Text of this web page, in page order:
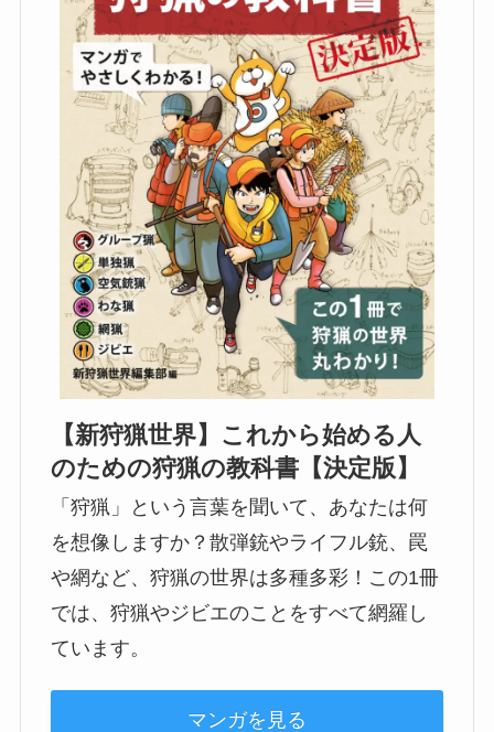
【新狩猟世界】これから始める人
のための狩猟の教科書【決定版】
「狩猟」という言葉を聞いて、あなたは何
を想像しますか？散弾銃やライフル銃、罠
や網など、狩猟の世界は多種多彩！この1冊
では、狩猟やジビエのことをすべて網羅し
ています。
マンガを見る